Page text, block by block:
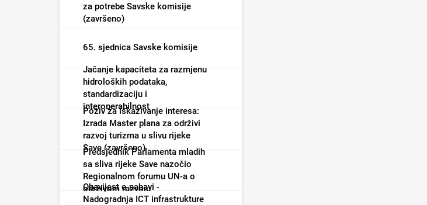
za potrebe Savske komisije
(završeno)
65. sjednica Savske komisije
Jačanje kapaciteta za razmjenu
hidroloških podataka,
standardizaciju i
interoperabilnost
Poziv za iskazivanje interesa:
Izrada Master plana za održivi
razvoj turizma u slivu rijeke
Save (završeno)
Predsjednik Parlamenta mladih
sa sliva rijeke Save nazočio
Regionalnom forumu UN-a o
održivom razvoju
Obavijest o nabavi -
Nadogradnja ICT infrastrukture